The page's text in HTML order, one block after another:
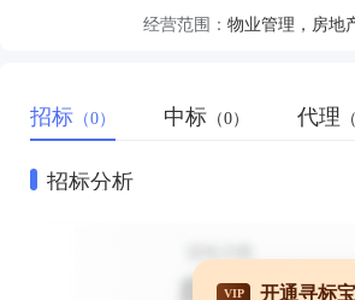
经营范围： 物业管理，房地
招标 （0） 中标 （0） 代理
招标分析
VIP 开通寻标